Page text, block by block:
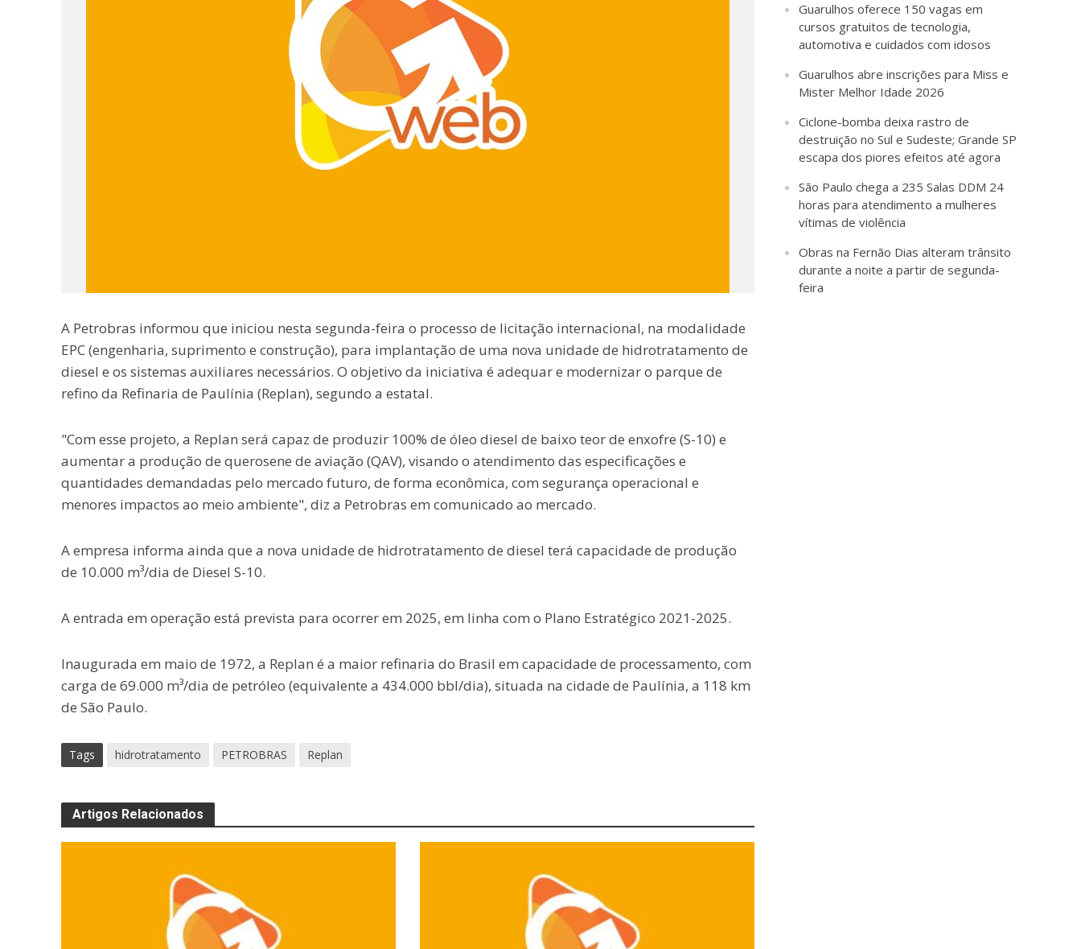
A Petrobras informou que iniciou nesta segunda-feira o processo de licitação internacional, na modalidade
EPC (engenharia, suprimento e construção), para implantação de uma nova unidade de hidrotratamento de
diesel e os sistemas auxiliares necessários. O objetivo da iniciativa é adequar e modernizar o parque de
refino da Refinaria de Paulínia (Replan), segundo a estatal.
"Com esse projeto, a Replan será capaz de produzir 100% de óleo diesel de baixo teor de enxofre (S-10) e
aumentar a produção de querosene de aviação (QAV), visando o atendimento das especificações e
quantidades demandadas pelo mercado futuro, de forma econômica, com segurança operacional e
menores impactos ao meio ambiente", diz a Petrobras em comunicado ao mercado.
A empresa informa ainda que a nova unidade de hidrotratamento de diesel terá capacidade de produção
de 10.000 m³/dia de Diesel S-10.
A entrada em operação está prevista para ocorrer em 2025, em linha com o Plano Estratégico 2021-2025.
Inaugurada em maio de 1972, a Replan é a maior refinaria do Brasil em capacidade de processamento, com
carga de 69.000 m³/dia de petróleo (equivalente a 434.000 bbl/dia), situada na cidade de Paulínia, a 118 km
de São Paulo.
Tags hidrotratamento PETROBRAS Replan
Artigos Relacionados
Guarulhos oferece 150 vagas em
cursos gratuitos de tecnologia,
automotiva e cuidados com idosos
Guarulhos abre inscrições para Miss e
Mister Melhor Idade 2026
Ciclone-bomba deixa rastro de
destruição no Sul e Sudeste; Grande SP
escapa dos piores efeitos até agora
São Paulo chega a 235 Salas DDM 24
horas para atendimento a mulheres
vítimas de violência
Obras na Fernão Dias alteram trânsito
durante a noite a partir de segunda-
feira